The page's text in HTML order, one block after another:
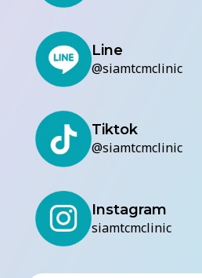
Line
@siamtcmclinic
Tiktok
@siamtcmclinic
Instagram
siamtcmclinic